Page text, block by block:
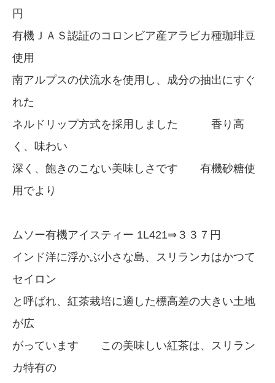
円
有機ＪＡＳ認証のコロンビア産アラビカ種珈琲豆
使用
南アルプスの伏流水を使用し、成分の抽出にすぐ
れた
ネルドリップ方式を採用しました 香り高
く、味わい
深く、飽きのこない美味しさです 有機砂糖使
用でより
ムソー有機アイスティー 1L421⇒３３７円
インド洋に浮かぶ小さな島、スリランカはかつて
セイロン
と呼ばれ、紅茶栽培に適した標高差の大きい土地
が広
がっています この美味しい紅茶は、スリラン
カ特有の